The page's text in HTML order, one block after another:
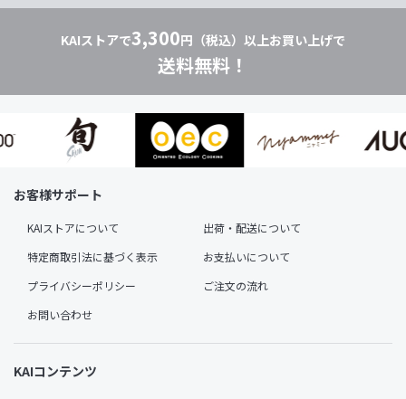
KAIストアで3,300円（税込）以上お買い上げで
送料無料！
お客様サポート
KAIストアについて
出荷・配送について
特定商取引法に基づく表示
お支払いについて
プライバシーポリシー
ご注文の流れ
お問い合わせ
KAIコンテンツ